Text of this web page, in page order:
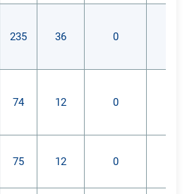
235 36 0
74 12 0
75 12 0